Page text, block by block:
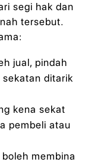
segi hak dan
tersebut.
jual, pindah
ditarik
kena sekat
pembeli atau
membina